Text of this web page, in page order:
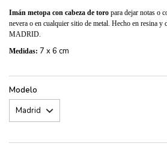
Imán metopa con cabeza de toro para dejar notas o
nevera o en cualquier sitio de metal. Hecho en resina
MADRID.
Medidas: 7 x 6 cm
Modelo